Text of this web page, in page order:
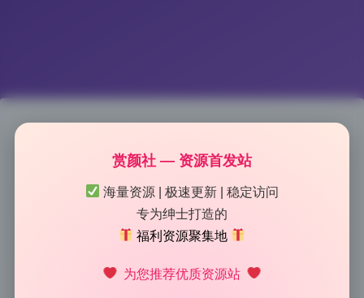
Peachmilky 43期 原档无水印写
真合集13.8G 持续更新
2026-6-27 12:57 | 69 | 0
赏颜社 — 资源首发站
海量资源 | 极速更新 | 稳定访问
专为绅士打造的
福利资源聚集地
为您推荐优质资源站